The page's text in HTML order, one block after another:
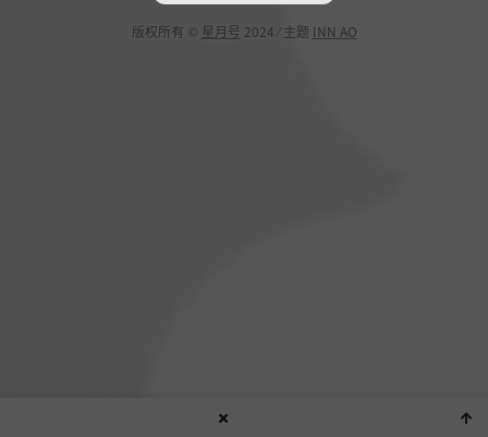
版权所有 © 星月号 2024 ⁄ 主题 INN AO